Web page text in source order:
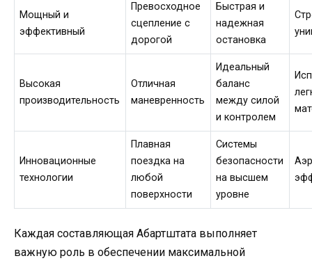
Мощный и
эффективный
Превосходное
сцепление с
дорогой
Быстрая и
надежная
остановка
Высокая
производительность
Отличная
маневренность
Идеальный
баланс
между силой
и контролем
Инновационные
технологии
Плавная
поездка на
любой
поверхности
Системы
безопасности
на высшем
уровне
Каждая составляющая Абартштата выполняет
важную роль в обеспечении максимальной